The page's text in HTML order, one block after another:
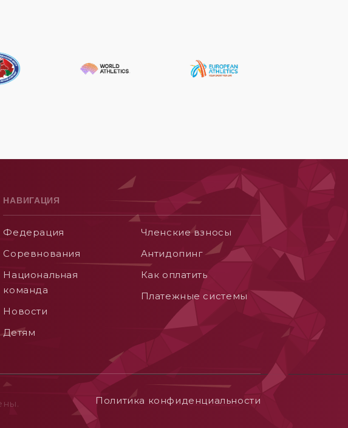
НАВИГАЦИЯ
Федерация
Соревнования
Национальная
команда
Новости
Детям
Членские взносы
Aнтидопинг
Как оплатить
Платежные системы
Политика конфиденциальности